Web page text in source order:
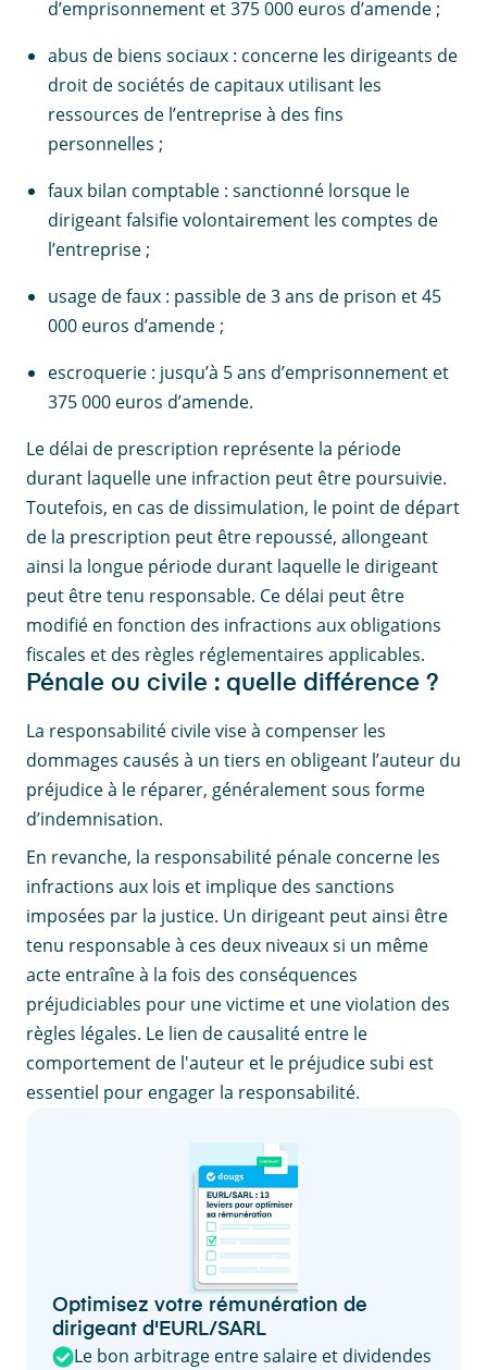
d’emprisonnement et 375 000 euros d’amende ;
abus de biens sociaux : concerne les dirigeants de
droit de sociétés de capitaux utilisant les
ressources de l’entreprise à des fins
personnelles ;
faux bilan comptable : sanctionné lorsque le
dirigeant falsifie volontairement les comptes de
l’entreprise ;
usage de faux : passible de 3 ans de prison et 45
000 euros d’amende ;
escroquerie : jusqu’à 5 ans d’emprisonnement et
375 000 euros d’amende.
Le délai de prescription représente la période
durant laquelle une infraction peut être poursuivie.
Toutefois, en cas de dissimulation, le point de départ
de la prescription peut être repoussé, allongeant
ainsi la longue période durant laquelle le dirigeant
peut être tenu responsable. Ce délai peut être
modifié en fonction des infractions aux obligations
fiscales et des règles réglementaires applicables.
Pénale ou civile : quelle différence ?
La responsabilité civile vise à compenser les
dommages causés à un tiers en obligeant l’auteur du
préjudice à le réparer, généralement sous forme
d’indemnisation.
En revanche, la responsabilité pénale concerne les
infractions aux lois et implique des sanctions
imposées par la justice. Un dirigeant peut ainsi être
tenu responsable à ces deux niveaux si un même
acte entraîne à la fois des conséquences
préjudiciables pour une victime et une violation des
règles légales. Le lien de causalité entre le
comportement de l'auteur et le préjudice subi est
essentiel pour engager la responsabilité.
Optimisez votre rémunération de
dirigeant d'EURL/SARL
Le bon arbitrage entre salaire et dividendes